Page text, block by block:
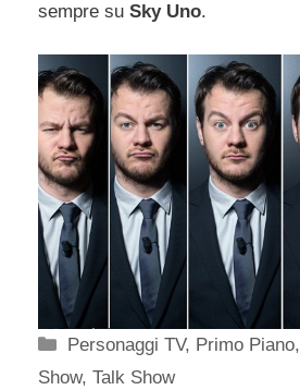
sempre su Sky Uno.
Categorie
Personaggi TV, Primo Piano,
Show, Talk Show